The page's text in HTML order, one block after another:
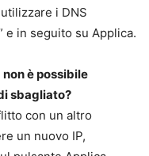
i DNS
e in seguito su Applica.
non è possibile
sbagliato?
con un altro
un nuovo IP,